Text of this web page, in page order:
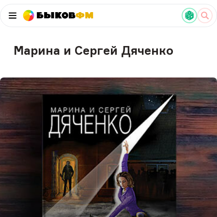
БыковФМ
Марина и Сергей Дяченко